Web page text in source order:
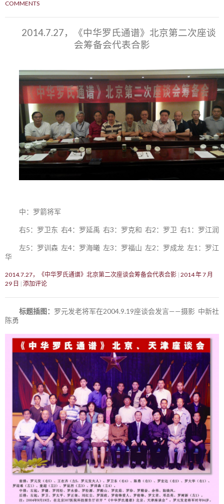
COMMENTS
2014.7.27，《中华罗氏通谱》北京第二次座谈
会筹备会代表合影
中：罗箭将军
右5：罗卫东 右4：罗延禹 右3：罗克和 右2：罗卫 右1：罗江润
左5：罗训森 左4：罗海曦 左3：罗福山 左2：罗成龙 左1：罗江
华
2014.7.27，《中华罗氏通谱》北京第二次座谈会筹备会代表合影 2014 年 7 月
29 日
添加评论
标题插图： 罗元发老将军在2004.9.19座谈会发言——摄影 中新社
陈勇